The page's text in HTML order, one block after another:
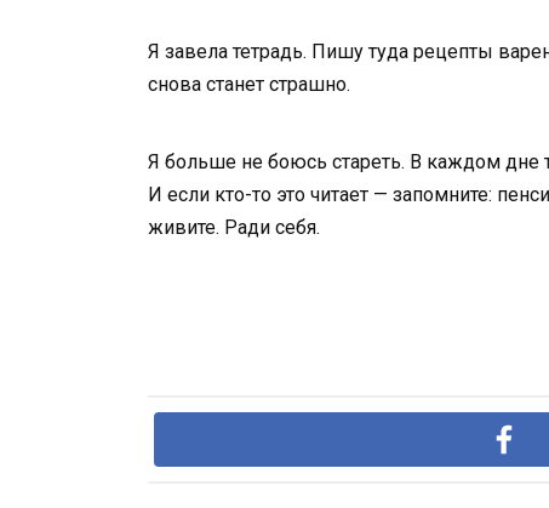
Я завела тетрадь. Пишу туда рецепты
снова станет страшно.
Я больше не боюсь стареть. В каждом дне
И если кто-то это читает — запомните:
живите. Ради себя.